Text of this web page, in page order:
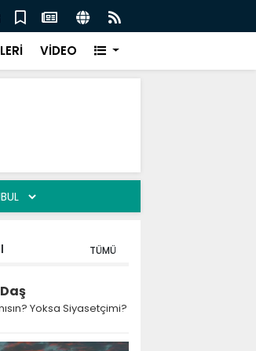
Ağrı'da Obezite Cerrahisi Dönemi
VİDEO
TÜMÜ
Yoksa Siyasetçimi?